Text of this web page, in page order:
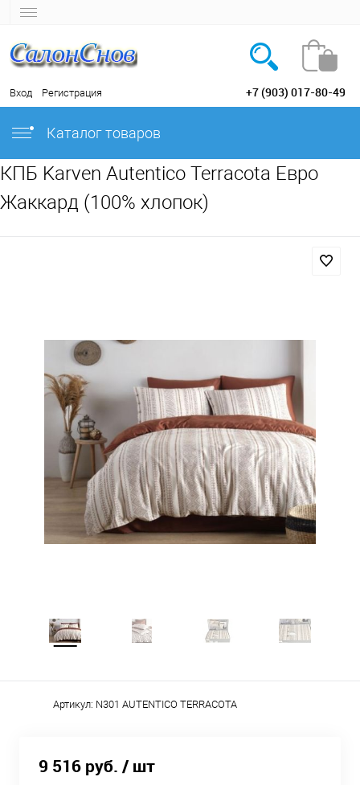
Вход Регистрация +7 (903) 017-80-49
Каталог товаров
КПБ Karven Autentico Terracota Евро
Жаккард (100% хлопок)
Артикул: N301 AUTENTICO TERRACOTA
9 516 руб. / шт